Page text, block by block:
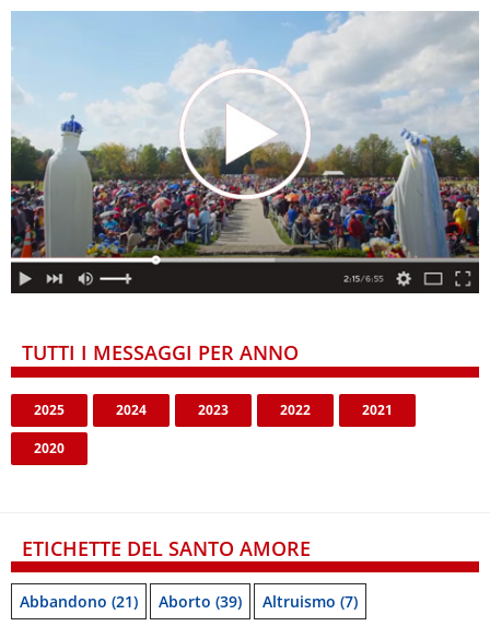
TUTTI I MESSAGGI PER ANNO
2025 2024 2023 2022 2021
2020
ETICHETTE DEL SANTO AMORE
Abbandono (21) Aborto (39) Altruismo (7)